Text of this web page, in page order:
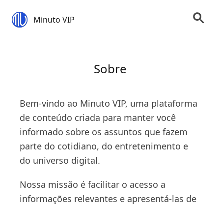
Minuto VIP
Sobre
Bem-vindo ao Minuto VIP, uma plataforma
de conteúdo criada para manter você
informado sobre os assuntos que fazem
parte do cotidiano, do entretenimento e
do universo digital.
Nossa missão é facilitar o acesso a
informações relevantes e apresentá-las de